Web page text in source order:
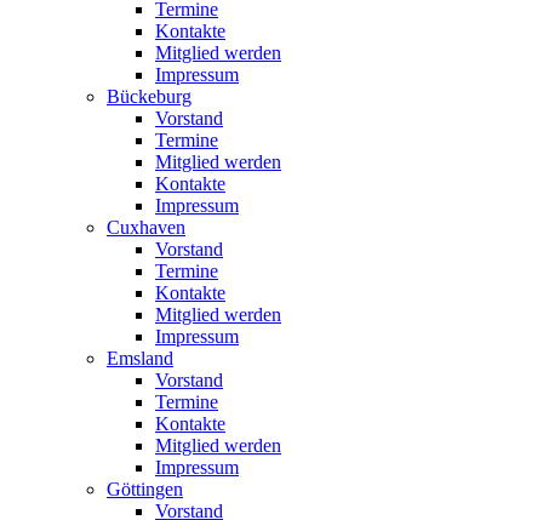
Termine
Kontakte
Mitglied werden
Impressum
Bückeburg
Vorstand
Termine
Mitglied werden
Kontakte
Impressum
Cuxhaven
Vorstand
Termine
Kontakte
Mitglied werden
Impressum
Emsland
Vorstand
Termine
Kontakte
Mitglied werden
Impressum
Göttingen
Vorstand